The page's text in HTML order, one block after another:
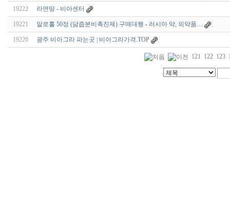
19222 라면땅 - 비아센터
19221 알로홀 50정 (담즙분비촉진제) 구매대행 - 러시아 약, 의약품…
19220 광주 비아그라 파는곳 | 비아그라가격.TOP
121 122 123